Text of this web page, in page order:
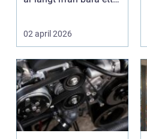
02 april 2026